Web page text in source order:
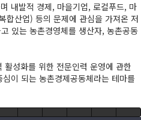
내발적 경제, 마을기업, 로컬푸드, 마
합산업) 등의 문제에 관심을 가져온 저
있는 농촌경영체를 생산자, 농촌공동
성화를 위한 전문인력 운영에 관한
심이 되는 농촌경제공동체라는 테마를